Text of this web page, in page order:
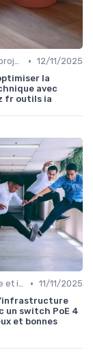
Gestion de projet • 12/11/2025
la
avec
fr outils ia
Architecture et infrastructure • 11/11/2025
un switch PoE 4
et bonnes